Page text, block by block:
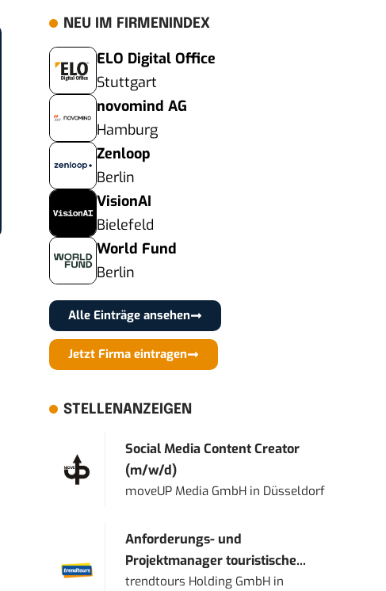
NEU IM FIRMENINDEX
ELO Digital Office
Stuttgart
novomind AG
Hamburg
Zenloop
Berlin
VisionAI
Bielefeld
World Fund
Berlin
Alle Einträge ansehen
Jetzt Firma eintragen
STELLENANZEIGEN
Social Media Content Creator
(m/w/d)
moveUP Media GmbH in Düsseldorf
Anforderungs- und
Projektmanager touristische...
trendtours Holding GmbH in